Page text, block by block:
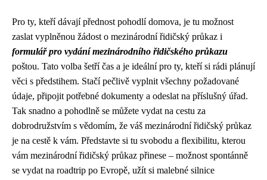
Pro ty, kteří dávají přednost pohodlí domova, je tu možnost
zaslat vyplněnou žádost o mezinárodní řidičský průkaz i
formulář pro vydání mezinárodního řidičského průkazu
poštou. Tato volba šetří čas a je ideální pro ty, kteří si rádi plánují
věci s předstihem. Stačí pečlivě vyplnit všechny požadované
údaje, připojit potřebné dokumenty a odeslat na příslušný úřad.
Tak snadno a pohodlně se můžete vydat na cestu za
dobrodružstvím s vědomím, že váš mezinárodní řidičský průkaz
je na cestě k vám. Představte si tu svobodu a flexibilitu, kterou
vám mezinárodní řidičský průkaz přinese – možnost spontánně
se vydat na roadtrip po Evropě, užít si malebné silnice